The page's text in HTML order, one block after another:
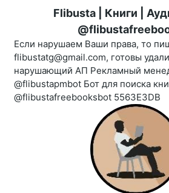
Flibusta | Книги |
Если нарушаем Ваши права, то
flibustatg@gmail.com, готовы
нарушающий АП Рекламный
@flibustapmbot Бот для поиска
@flibustafreebooksbot 5563E3DB